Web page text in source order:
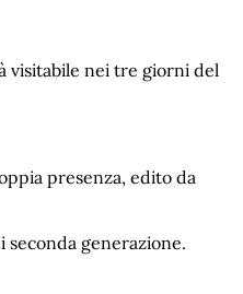
visitabile nei tre giorni del
presenza, edito da
seconda generazione.